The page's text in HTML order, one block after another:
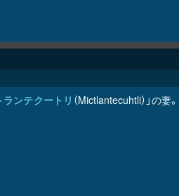
ランテクートリ （Mictlantecuhtli）」の